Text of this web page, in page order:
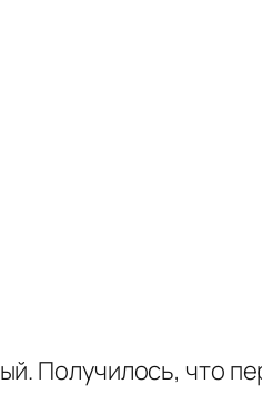
Получилось, что